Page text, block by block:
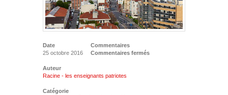
Date
25 octobre 2016
Commentaires
Commentaires fermés
Auteur
Racine - les enseignants patriotes
Catégorie